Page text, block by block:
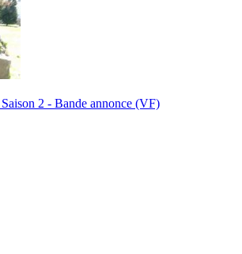
2 - Bande annonce (VF)